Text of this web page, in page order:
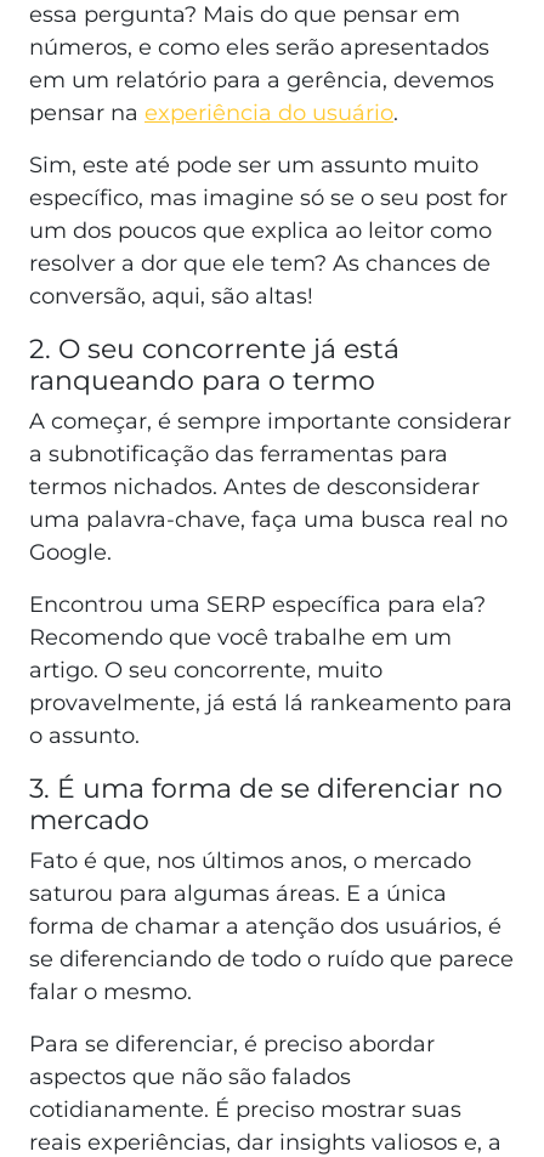
essa pergunta? Mais do que pensar em
números, e como eles serão apresentados
em um relatório para a gerência, devemos
pensar na experiência do usuário.
Sim, este até pode ser um assunto muito
específico, mas imagine só se o seu post for
um dos poucos que explica ao leitor como
resolver a dor que ele tem? As chances de
conversão, aqui, são altas!
2. O seu concorrente já está
ranqueando para o termo
A começar, é sempre importante considerar
a subnotificação das ferramentas para
termos nichados. Antes de desconsiderar
uma palavra-chave, faça uma busca real no
Google.
Encontrou uma SERP específica para ela?
Recomendo que você trabalhe em um
artigo. O seu concorrente, muito
provavelmente, já está lá rankeamento para
o assunto.
3. É uma forma de se diferenciar no
mercado
Fato é que, nos últimos anos, o mercado
saturou para algumas áreas. E a única
forma de chamar a atenção dos usuários, é
se diferenciando de todo o ruído que parece
falar o mesmo.
Para se diferenciar, é preciso abordar
aspectos que não são falados
cotidianamente. É preciso mostrar suas
reais experiências, dar insights valiosos e, a